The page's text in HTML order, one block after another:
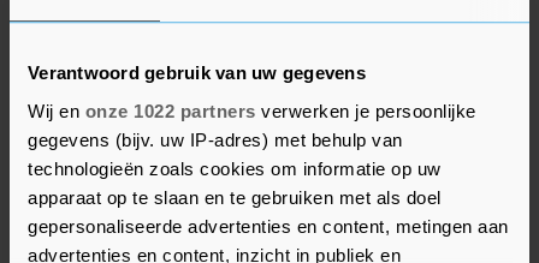
Verantwoord gebruik van uw gegevens
Wij en onze 1022 partners verwerken je persoonlijke
gegevens (bijv. uw IP-adres) met behulp van
technologieën zoals cookies om informatie op uw
apparaat op te slaan en te gebruiken met als doel
gepersonaliseerde advertenties en content, metingen aan
advertenties en content, inzicht in publiek en
De corporatiesector heeft naar eigen zeggen de
afgelopen jaren al veel gedaan om de huren
betaalbaar te houden. In 2021 was er bijvoorbeeld
geen huurverhoging en in 2023 lag de
gemiddelde huurverhoging op slechts 0,1